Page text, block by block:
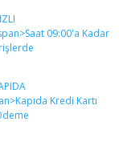
ve
öneri